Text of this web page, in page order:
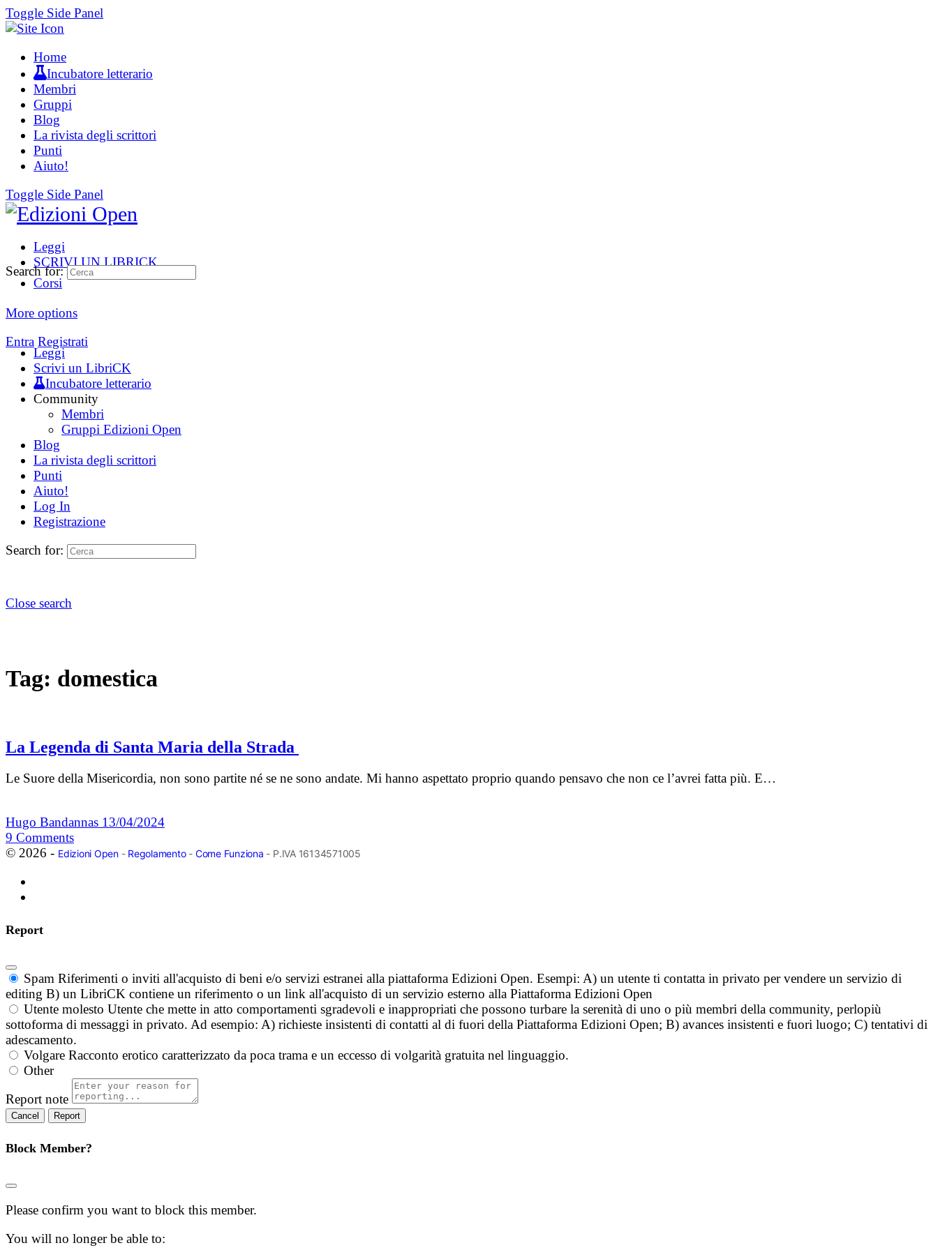
Toggle Side Panel
Home
Incubatore letterario
Membri
Gruppi
Blog
La rivista degli scrittori
Punti
Aiuto!
Toggle Side Panel
Leggi
SCRIVI UN LIBRICK
Corsi
More options
Entra Registrati
Search for:
Leggi
Scrivi un LibriCK
Incubatore letterario
Community
Membri
Gruppi Edizioni Open
Blog
La rivista degli scrittori
Punti
Aiuto!
Log In
Registrazione
Search for:
Close search
Tag: domestica
La Legenda di Santa Maria della Strada
Le Suore della Misericordia, non sono partite né se ne sono andate. Mi hanno aspettato proprio quando pensavo che non ce l’avrei fatta più. E…
Hugo Bandannas 13/04/2024
9 Comments
© 2026 - Edizioni Open- Regolamento- Come Funziona - P.IVA 16134571005
Report
Spam Riferimenti o inviti all'acquisto di beni e/o servizi estranei alla piattaforma Edizioni Open. Esempi: A) un utente ti contatta in privato per vendere un servizio di
editing B) un LibriCK contiene un riferimento o un link all'acquisto di un servizio esterno alla Piattaforma Edizioni Open
Utente molesto Utente che mette in atto comportamenti sgradevoli e inappropriati che possono turbare la serenità di uno o più membri della community, perlopiù
sottoforma di messaggi in privato. Ad esempio: A) richieste insistenti di contatti al di fuori della Piattaforma Edizioni Open; B) avances insistenti e fuori luogo; C) tentativi di
adescamento.
Volgare Racconto erotico caratterizzato da poca trama e un eccesso di volgarità gratuita nel linguaggio.
Other
Report note
Report
Block Member?
Please confirm you want to block this member.
You will no longer be able to: